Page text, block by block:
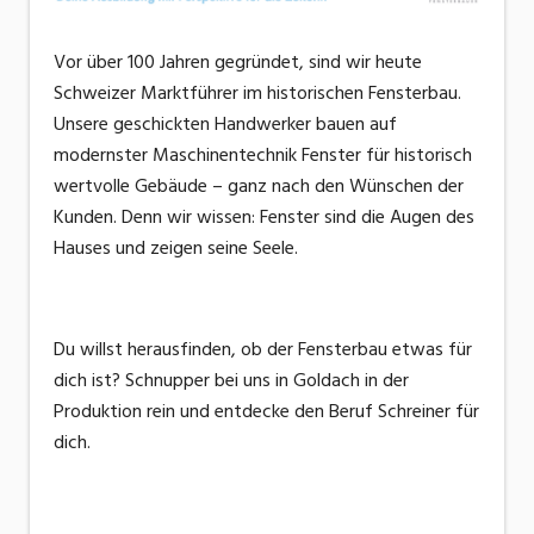
Vor über 100 Jahren gegründet, sind wir heute
Schweizer Marktführer im historischen Fensterbau.
Unsere geschickten Handwerker bauen auf
modernster Maschinentechnik Fenster für historisch
wertvolle Gebäude – ganz nach den Wünschen der
Kunden. Denn wir wissen: Fenster sind die Augen des
Hauses und zeigen seine Seele.
Du willst herausfinden, ob der Fensterbau etwas für
dich ist? Schnupper bei uns in Goldach in der
Produktion rein und entdecke den Beruf Schreiner für
dich.